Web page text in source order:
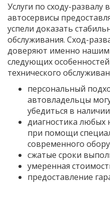
Услуги по сходу-
автосервисы
успели доказать
обслуживания. Сход-
доверяют именно нашим
следующих
технического
персональный
автовладельцы
убедиться в
диагностика любых
при помощи
современного
сжатые сроки
умеренная
предоставление